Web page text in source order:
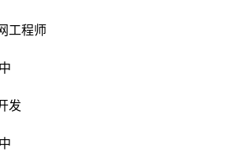
工程师
发